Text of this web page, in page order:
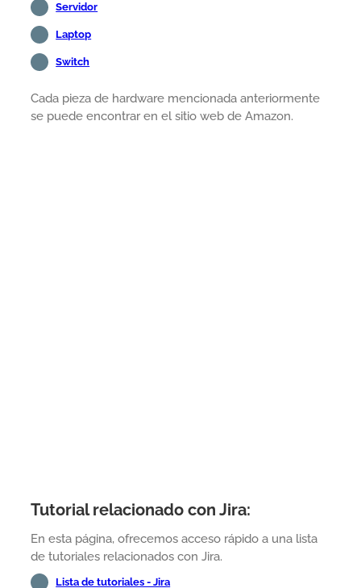
Servidor
Laptop
Switch
Cada pieza de hardware mencionada anteriormente
se puede encontrar en el sitio web de Amazon.
Tutorial relacionado con Jira:
En esta página, ofrecemos acceso rápido a una lista
de tutoriales relacionados con Jira.
Lista de tutoriales - Jira